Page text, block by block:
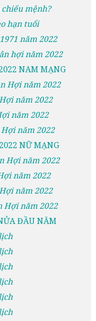
chiếu mệnh?
hạn tuổi
năm 2022
hợi năm 2022
NAM MẠNG
Hợi năm 2022
năm 2022
năm 2022
năm 2022
NỮ MẠNG
Hợi năm 2022
năm 2022
năm 2022
Hợi năm 2022
ĐẦU NĂM